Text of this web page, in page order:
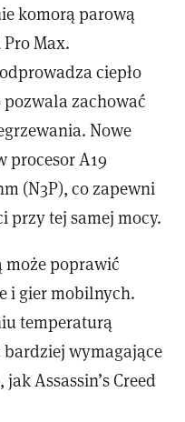
komorą parową
Max.
ciepło
zachować
Nowe
procesor A19
(N3P), co zapewni
przy tej samej mocy.
może poprawić
i gier mobilnych.
temperaturą
bardziej wymagające
Assassin’s Creed